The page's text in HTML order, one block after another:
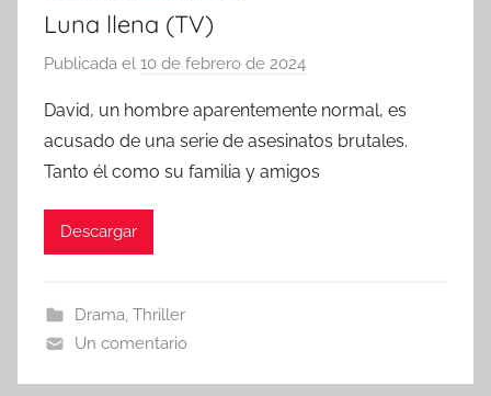
Luna llena (TV)
Publicada el 10 de febrero de 2024
r
David, un hombre aparentemente normal, es
acusado de una serie de asesinatos brutales.
Tanto él como su familia y amigos
Descargar
Drama, Thriller
Un comentario